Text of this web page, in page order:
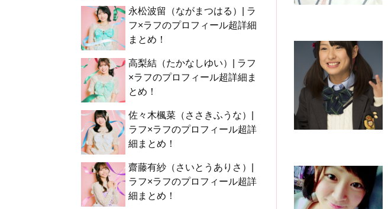
永松波留（ながまつはる）| ラ
フ×ラフのプロフィール超詳細
まとめ！
高梨結（たかなしゆい）| ラフ
×ラフのプロフィール超詳細ま
とめ！
佐々木楓菜（ささきふうな）|
ラフ×ラフのプロフィール超詳
細まとめ！
齋藤有紗（さいとうありさ）|
ラフ×ラフのプロフィール超詳
細まとめ！